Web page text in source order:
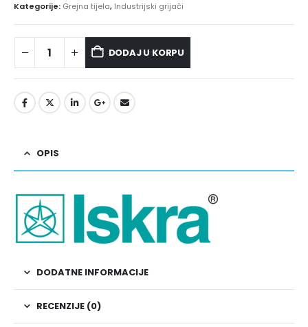
Kategorije: Grejna tijela, Industrijski grijači
DODAJ U KORPU
OPIS
DODATNE INFORMACIJE
RECENZIJE (0)